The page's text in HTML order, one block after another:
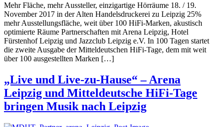
Mehr Fläche, mehr Aussteller, einzigartige Hörräume 18. / 19.
November 2017 in der Alten Handelsdruckerei zu Leipzig 25%
mehr Ausstellungsfläche, weit über 100 HiFi-Marken, akustisch
optimierte Räume Partnerschaften mit Arena Leipzig, Hotel
Fürstenhof Leipzig und Jazzclub Leipzig e.V. In 100 Tagen startet
die zweite Ausgabe der Mitteldeutschen HiFi-Tage, dem mit weit
über 100 ausgestellten Marken […]
„Live und Live-zu-Hause“ – Arena
Leipzig und Mitteldeutsche HiFi-Tage
bringen Musik nach Leipzig